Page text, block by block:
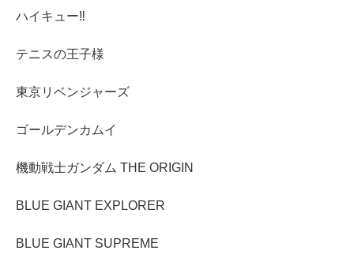
ハイキュー‼︎
テニスの王子様
東京リベンジャーズ
ゴールデンカムイ
機動戦士ガンダム THE ORIGIN
BLUE GIANT EXPLORER
BLUE GIANT SUPREME